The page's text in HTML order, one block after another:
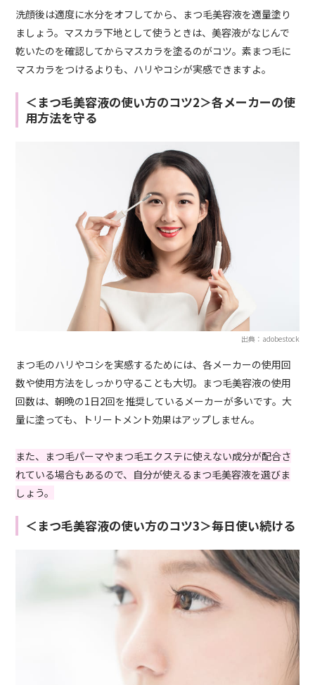
洗顔後は適度に水分をオフしてから、まつ毛美容液を適量塗り
ましょう。マスカラ下地として使うときは、美容液がなじんで
乾いたのを確認してからマスカラを塗るのがコツ。素まつ毛に
マスカラをつけるよりも、ハリやコシが実感できますよ。
＜まつ毛美容液の使い方のコツ2＞各メーカーの使
用方法を守る
出典：adobestock
まつ毛のハリやコシを実感するためには、各メーカーの使用回
数や使用方法をしっかり守ることも大切。まつ毛美容液の使用
回数は、朝晩の1日2回を推奨しているメーカーが多いです。大
量に塗っても、トリートメント効果はアップしません。
また、まつ毛パーマやまつ毛エクステに使えない成分が配合さ
れている場合もあるので、自分が使えるまつ毛美容液を選びま
しょう。
＜まつ毛美容液の使い方のコツ3＞毎日使い続ける